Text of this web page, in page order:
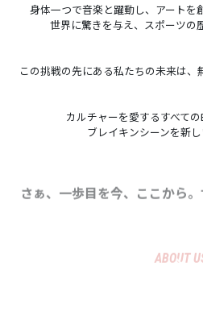
身体一つで音楽と躍動し、アートを
世界に驚きを与え、スポーツの
この挑戦の先にある私たちの未来は、
カルチャーを愛するすべて
ブレイキンシーンを新し
さぁ、一歩目を今、ここから。